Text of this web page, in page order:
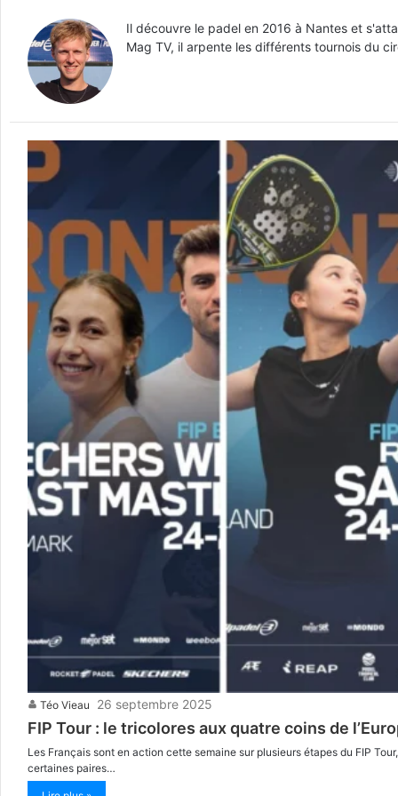
Il découvre le padel en 2016 à Nantes et
Mag TV, il arpente les différents tournois du
Téo Vieau 26 septembre 2025
FIP Tour : le tricolores aux quatre coins de
Les Français sont en action cette semaine sur plusieurs étapes du FIP
certaines paires…